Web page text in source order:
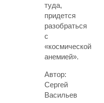
туда,
придется
разобраться
с
«космической
анемией».
Автор:
Сергей
Васильев